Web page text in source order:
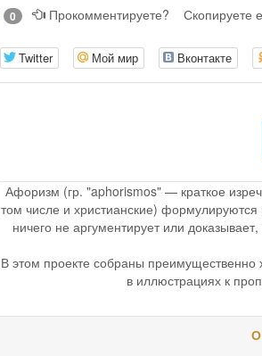
0 Прокомментируете? Скопируете
Twitter Мой мир Вконтакте
Афоризм (гр. "aphorismos" — краткое
том числе и христианские)
ничего не аргументирует или
В этом проекте собраны
в иллюстрациях к
О